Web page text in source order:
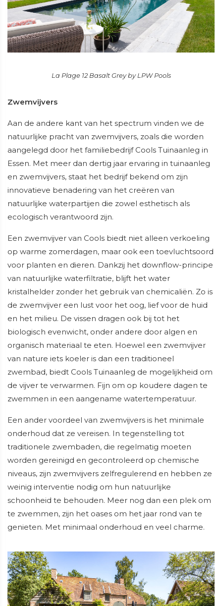
La Plage 12 Basalt Grey by LPW Pools
Zwemvijvers
Aan de andere kant van het spectrum vinden we de
natuurlijke pracht van zwemvijvers, zoals die worden
aangelegd door het familiebedrijf Cools Tuinaanleg in
Essen. Met meer dan dertig jaar ervaring in tuinaanleg
en zwemvijvers, staat het bedrijf bekend om zijn
innovatieve benadering van het creëren van
natuurlijke waterpartijen die zowel esthetisch als
ecologisch verantwoord zijn.
Een zwemvijver van Cools biedt niet alleen verkoeling
op warme zomerdagen, maar ook een toevluchtsoord
voor planten en dieren. Dankzij het downflow-principe
van natuurlijke waterfiltratie, blijft het water
kristalhelder zonder het gebruik van chemicaliën. Zo is
de zwemvijver een lust voor het oog, lief voor de huid
en het milieu. De vissen dragen ook bij tot het
biologisch evenwicht, onder andere door algen en
organisch materiaal te eten. Hoewel een zwemvijver
van nature iets koeler is dan een traditioneel
zwembad, biedt Cools Tuinaanleg de mogelijkheid om
de vijver te verwarmen. Fijn om op koudere dagen te
zwemmen in een aangename watertemperatuur.
Een ander voordeel van zwemvijvers is het minimale
onderhoud dat ze vereisen. In tegenstelling tot
traditionele zwembaden, die regelmatig moeten
worden gereinigd en gecontroleerd op chemische
niveaus, zijn zwemvijvers zelfregulerend en hebben ze
weinig interventie nodig om hun natuurlijke
schoonheid te behouden. Meer nog dan een plek om
te zwemmen, zijn het oases om het jaar rond van te
genieten. Met minimaal onderhoud en veel charme.